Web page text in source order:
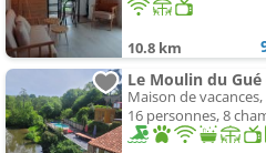
10.8 km
Maison de vacances,
16 personnes, 8